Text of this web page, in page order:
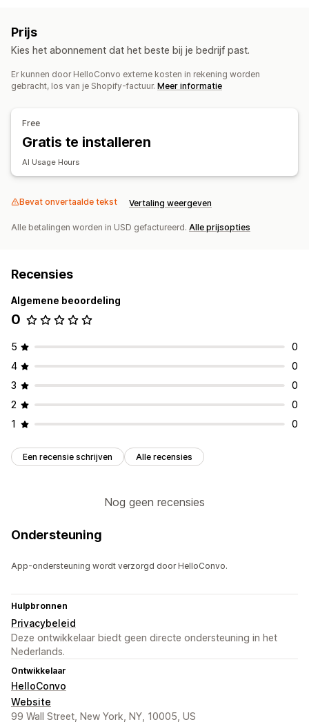
Producten volgen
Prijs
Kies het abonnement dat het beste bij je bedrijf past.
Er kunnen door HelloConvo externe kosten in rekening worden
gebracht, los van je Shopify-factuur. Meer informatie
Free
Gratis te installeren
AI Usage Hours
Bevat onvertaalde tekst Vertaling weergeven
Alle betalingen worden in USD gefactureerd. Alle prijsopties
Recensies
Algemene beoordeling
0
5
0
4
0
3
0
2
0
1
0
Een recensie schrijven Alle recensies
Nog geen recensies
Ondersteuning
App-ondersteuning wordt verzorgd door HelloConvo.
Hulpbronnen
Privacybeleid
Deze ontwikkelaar biedt geen directe ondersteuning in het
Nederlands.
Ontwikkelaar
HelloConvo
Website
99 Wall Street, New York, NY, 10005, US